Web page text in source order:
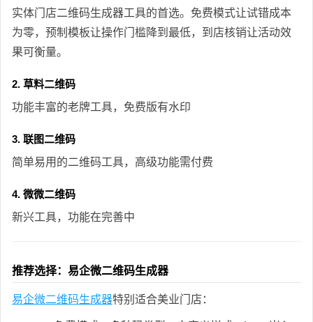
实体门店二维码生成器工具的首选。免费模式让试错成本
为零，预制模板让操作门槛降到最低，到店核销让活动效
果可衡量。
2. 草料二维码
功能丰富的老牌工具，免费版有水印
3. 联图二维码
简单易用的二维码工具，高级功能需付费
4. 微微二维码
新兴工具，功能在完善中
推荐选择：易企微二维码生成器
易企微二维码生成器特别适合美业门店：